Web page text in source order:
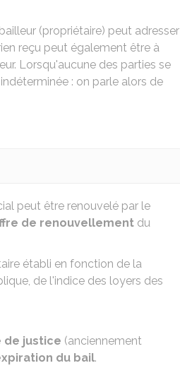
(propriétaire) peut adresser
reçu peut également être à
Lorsqu'aucune des parties se
: on parle alors de
peut être renouvelé par le
de renouvellement du
établi en fonction de la
de l'indice des loyers des
de justice (anciennement
du bail.